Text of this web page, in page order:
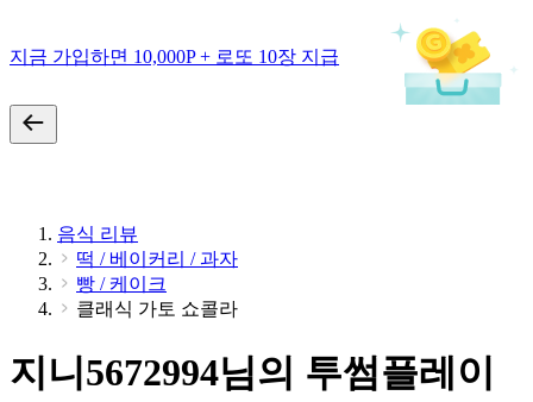
지금 가입하면 10,000P + 로또 10장 지급
음식 리뷰
떡 / 베이커리 / 과자
빵 / 케이크
클래식 가토 쇼콜라
지니5672994님의 투썸플레이